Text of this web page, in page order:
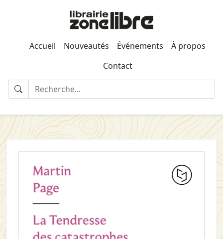
Accueil Nouveautés Événements
À propos
Contact